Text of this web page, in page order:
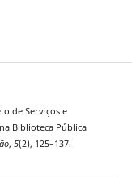
de Serviços e
Biblioteca Pública
, 5(2), 125–137.